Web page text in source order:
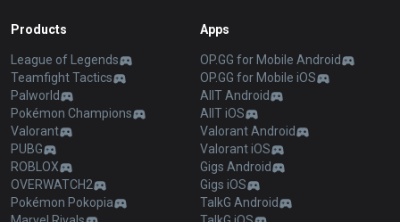
Products
League of Legends
Teamfight Tactics
Palworld
Pokémon Champions
Valorant
PUBG
ROBLOX
OVERWATCH2
Pokémon Pokopia
Apps
OP.GG for Mobile Android
OP.GG for Mobile iOS
AllT Android
AllT iOS
Valorant Android
Valorant iOS
Gigs Android
Gigs iOS
TalkG Android